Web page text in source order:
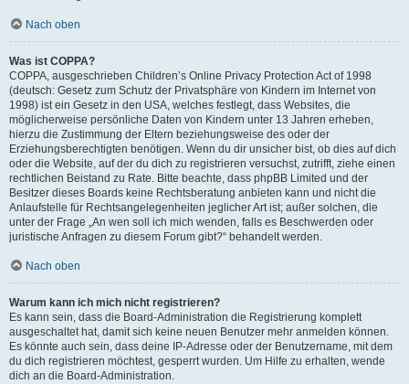
Nach oben
Was ist COPPA?
COPPA, ausgeschrieben Children’s Online Privacy Protection Act of 1998
(deutsch: Gesetz zum Schutz der Privatsphäre von Kindern im Internet von
1998) ist ein Gesetz in den USA, welches festlegt, dass Websites, die
möglicherweise persönliche Daten von Kindern unter 13 Jahren erheben,
hierzu die Zustimmung der Eltern beziehungsweise des oder der
Erziehungsberechtigten benötigen. Wenn du dir unsicher bist, ob dies auf dich
oder die Website, auf der du dich zu registrieren versuchst, zutrifft, ziehe einen
rechtlichen Beistand zu Rate. Bitte beachte, dass phpBB Limited und der
Besitzer dieses Boards keine Rechtsberatung anbieten kann und nicht die
Anlaufstelle für Rechtsangelegenheiten jeglicher Art ist; außer solchen, die
unter der Frage „An wen soll ich mich wenden, falls es Beschwerden oder
juristische Anfragen zu diesem Forum gibt?“ behandelt werden.
Nach oben
Warum kann ich mich nicht registrieren?
Es kann sein, dass die Board-Administration die Registrierung komplett
ausgeschaltet hat, damit sich keine neuen Benutzer mehr anmelden können.
Es könnte auch sein, dass deine IP-Adresse oder der Benutzername, mit dem
du dich registrieren möchtest, gesperrt wurden. Um Hilfe zu erhalten, wende
dich an die Board-Administration.